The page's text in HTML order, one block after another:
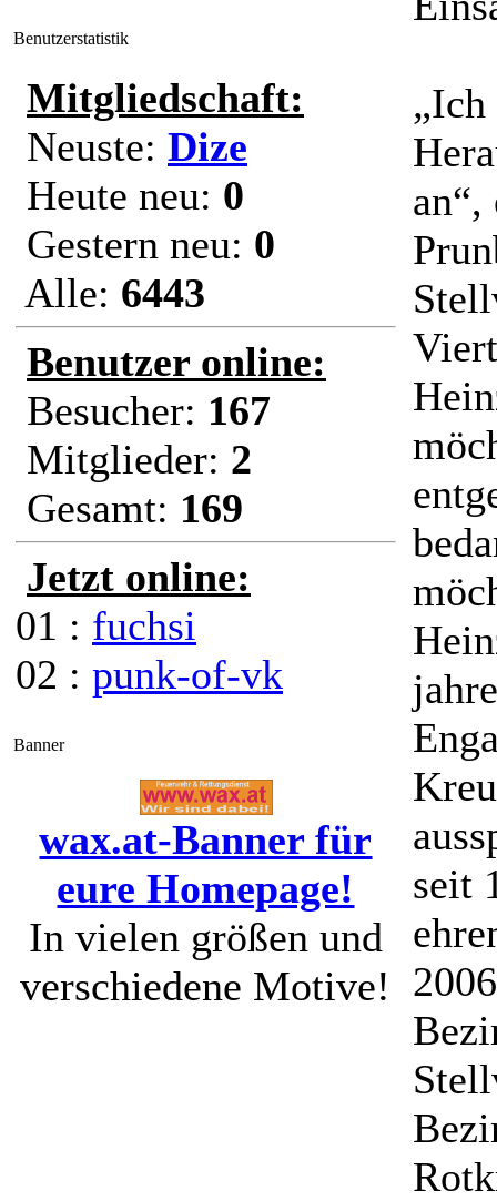
Benutzerstatistik
Mitgliedschaft:
Neuste: Dize
Heute neu: 0
Gestern neu: 0
Alle: 6443
Benutzer online:
Besucher: 167
Mitglieder: 2
Gesamt: 169
Jetzt online:
01 : fuchsi
02 : punk-of-vk
Banner
wax.at-Banner für
eure Homepage!
In vielen größen und
verschiedene Motive!
„Ich
seit